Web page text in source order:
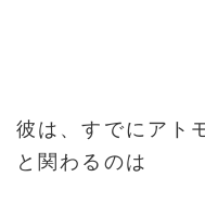
彼は、すでにアト
と関わるのは